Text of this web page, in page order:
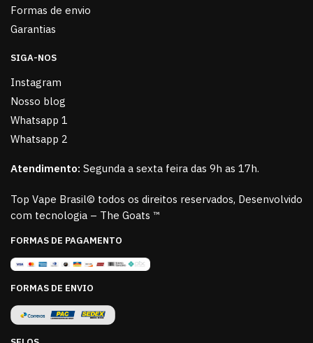
Formas de envio
Garantias
SIGA-NOS
Instagram
Nosso blog
Whatsapp 1
Whatsapp 2
Atendimento: Segunda a sexta feira das 9h as 17h.
Top Vape Brasil© todos os direitos reservados, Desenvolvido
com tecnologia – The Goats ™
FORMAS DE PAGAMENTO
FORMAS DE ENVIO